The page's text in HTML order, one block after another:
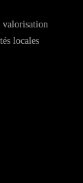
valorisation
locales